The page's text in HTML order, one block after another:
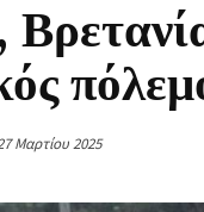
Μαρτίου 2025